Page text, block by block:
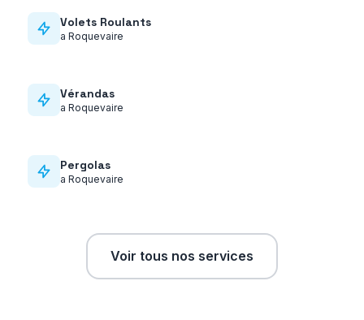
Volets Roulants
a Roquevaire
Vérandas
a Roquevaire
Pergolas
a Roquevaire
Voir tous nos services